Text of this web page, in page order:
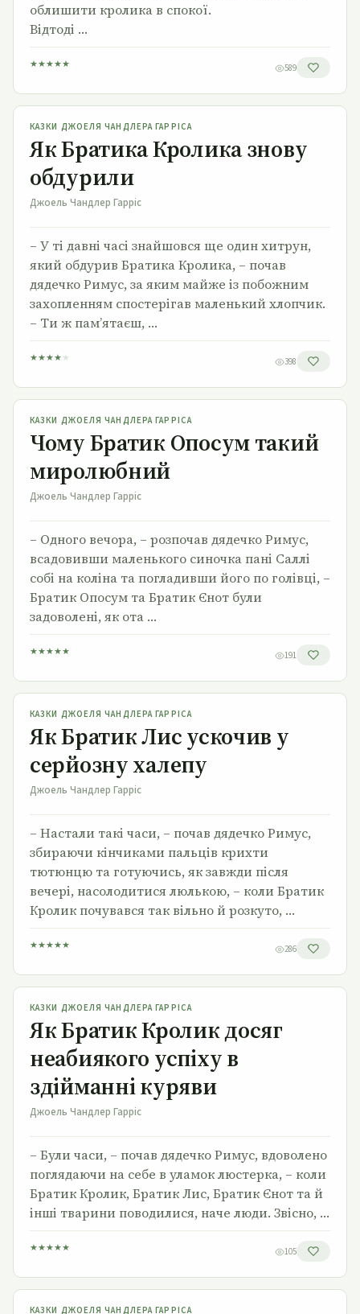
облишити кролика в спокої.
Відтоді …
★★★★★ 589
Як Братика Кролика знову обдурили
КАЗКИ ДЖОЕЛЯ ЧАНДЛЕРА ГАРРІСА
Як Братика Кролика знову
обдурили
Джоель Чандлер Гарріс
– У ті давні часі знайшовся ще один хитрун,
який обдурив Братика Кролика, – почав
дядечко Римус, за яким майже із побожним
захопленням спостерігав маленький хлопчик.
– Ти ж пам’ятаєш, …
★★★★ ★ 398
Чому Братик Опосум такий миролюбний
КАЗКИ ДЖОЕЛЯ ЧАНДЛЕРА ГАРРІСА
Чому Братик Опосум такий
миролюбний
Джоель Чандлер Гарріс
– Одного вечора, – розпочав дядечко Римус,
всадовивши маленького синочка пані Саллі
собі на коліна та погладивши його по голівці, –
Братик Опосум та Братик Єнот були
задоволені, як ота …
★★★★★ 191
Як Братик Лис ускочив у серйозну халепу
КАЗКИ ДЖОЕЛЯ ЧАНДЛЕРА ГАРРІСА
Як Братик Лис ускочив у
серйозну халепу
Джоель Чандлер Гарріс
– Настали такі часи, – почав дядечко Римус,
збираючи кінчиками пальців крихти
тютюнцю та готуючись, як завжди після
вечері, насолодитися люлькою, – коли Братик
Кролик почувався так вільно й розкуто, …
★★★★★ 286
КАЗКИ ДЖОЕЛЯ ЧАНДЛЕРА ГАРРІСА
Як Братик Кролик досяг
неабиякого успіху в
здійманні куряви
Джоель Чандлер Гарріс
– Були часи, – почав дядечко Римус, вдоволено
поглядаючи на себе в уламок люстерка, – коли
Братик Кролик, Братик Лис, Братик Єнот та й
інші тварини поводилися, наче люди. Звісно, …
★★★★★ 105
Як Братик Лис задумав украсти Пані Гуску
КАЗКИ ДЖОЕЛЯ ЧАНДЛЕРА ГАРРІСА